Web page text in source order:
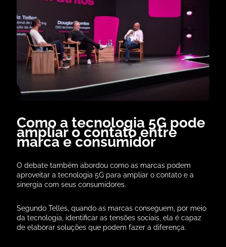
Como a tecnologia 5G pode
ampliar o contato entre
marca e consumidor
O debate também abordou como as marcas podem
aproveitar a tecnologia 5G para ampliar o contato e a
sinergia com seus consumidores.
Segundo Telles, quando as marcas conseguem, por meio
da tecnologia, identificar as tensões sociais, ela é capaz
de elaborar soluções que podem fazer a diferença.